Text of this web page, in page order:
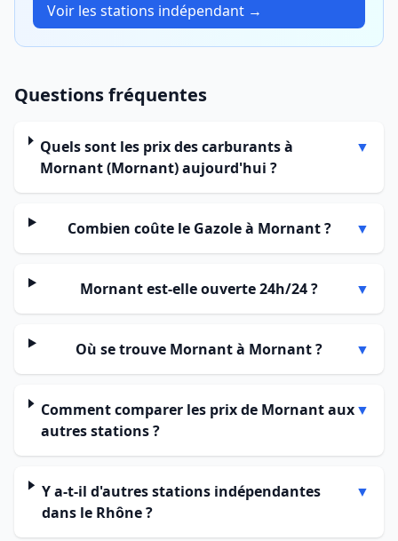
Voir les stations indépendant →
Questions fréquentes
Quels sont les prix des carburants à
Mornant (Mornant) aujourd'hui ?
▼
Combien coûte le Gazole à Mornant ? ▼
Mornant est-elle ouverte 24h/24 ? ▼
Où se trouve Mornant à Mornant ? ▼
Comment comparer les prix de Mornant aux
autres stations ?
▼
Y a-t-il d'autres stations indépendantes
dans le Rhône ?
▼